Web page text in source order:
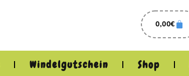
0,00€
Windelgutschein Shop